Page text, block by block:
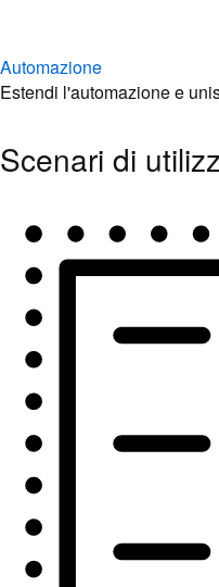
Automazione
Estendi l'automazione e
Scenari di